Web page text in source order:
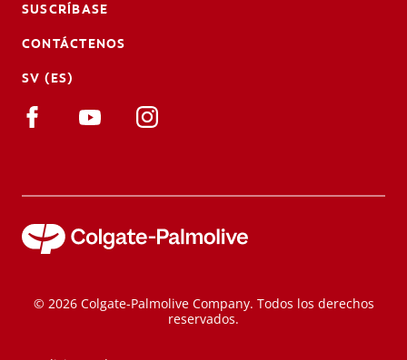
SUSCRÍBASE
CONTÁCTENOS
SV (ES)
© 2026 Colgate-Palmolive Company. Todos los derechos
reservados.